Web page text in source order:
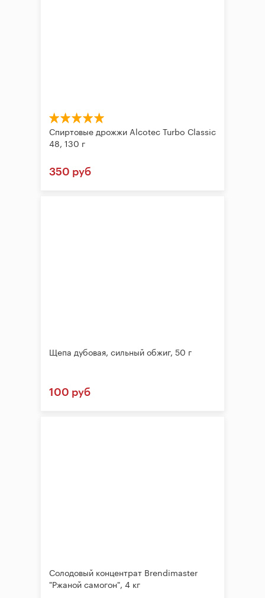
Спиртовые дрожжи Alcotec Turbo Classic
48, 130 г
350 руб
Щепа дубовая, сильный обжиг, 50 г
100 руб
Солодовый концентрат Brendimaster
"Ржаной самогон", 4 кг